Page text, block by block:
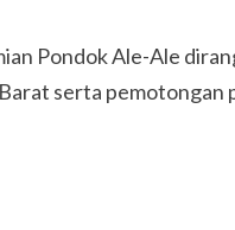
Pondok Ale-Ale
serta pemotongan